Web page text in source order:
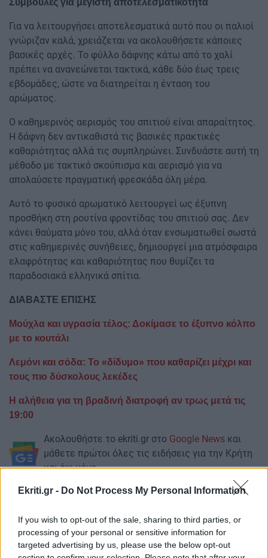
Ekriti.gr - Do Not Process My Personal Information
If you wish to opt-out of the sale, sharing to third parties, or
processing of your personal or sensitive information for
targeted advertising by us, please use the below opt-out
Συμβουλές για μέγιστη αποτελεσματικότητα
Για να λειτουργήσει αποτελεσματικά αυτό που οι παλιοί
γνώριζαν καλά, χρειάζεται να ακολουθήσετε κάποιες
βασικές αρχές. Το φύλλο δάφνης κάτω από το χαλί
πρέπει να ανανεώνεται τακτικά, κάθε δύο έως τρεις
εβδομάδες, ώστε να διατηρείται η ένταση του
αρώματος.
Ο καθημερινός αερισμός του σπιτιού είναι απαραίτητος.
Η δάφνη δεν αντικαθιστά τις βασικές πρακτικές
καθαριότητας αλλά τις συμπληρώνει. Συνδυάστε αυτή τη
μέθοδο με τακτικό σκούπισμα και αερισμό για να
απολαύσετε πραγματική φρεσκάδα όλη μέρα.
Αυτό το φυσικό αρωματικό λειτουργεί ως έξυπνη
προσθήκη στη ρουτίνα φροντίδας του σπιτιού σας. Δεν
κάνει θαύματα μόνο του, αλλά όταν ενσωματωθεί σωστά
στις καθημερινές συνήθειες, δημιουργεί μια ατμόσφαιρα
ελαφρότητας και καθαριότητας που θυμίζει τα
παραδοσιακά ελληνικά σπίτια.
ΔΙΑΒΑΣΤΕ ΕΠΙΣΗΣ
Μούχλα και υγρασία τέλος: Δοκίμασε το έξυπνο κόλπο
με το κουτάλι
Λεμόνι και σόδα: Το «δίδυμο» που καθαρίζει μέχρι και
τους πιο δύσκολους λεκέδες
H αλήθεια για τη βραδινή διατροφή αν τρως μετά τις
19:00
Ακολουθήστε το ekriti.gr στο Google News και
μάθετε πρώτοι όλες τις ειδήσεις για την Κρήτη
και όχι μόνο.
Δάφνη Σπίτι Χαλί